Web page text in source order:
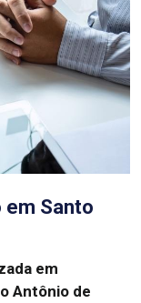
Santo
em
Antônio de